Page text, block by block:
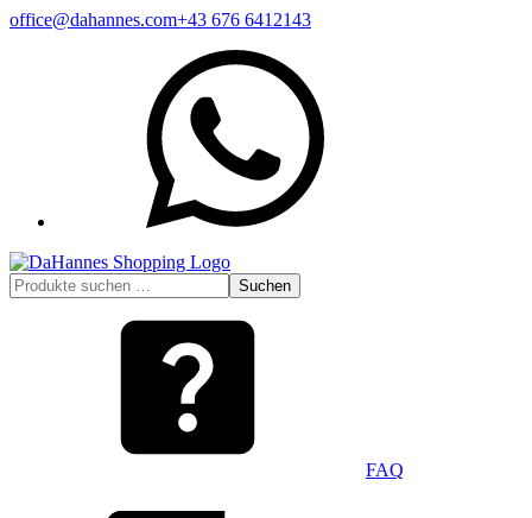
Zum
office@dahannes.com+43 676 6412143
Suchen
nach:
Suchen
FAQ